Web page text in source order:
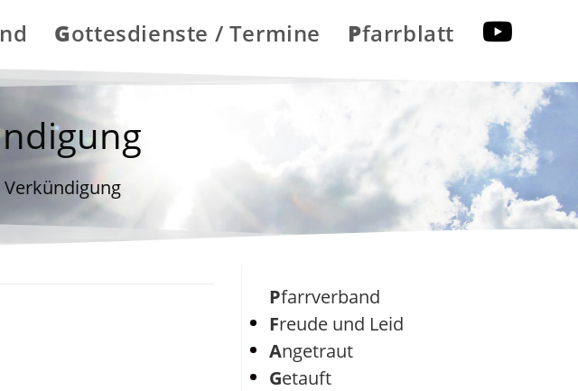
Gottesdienste / Termine Pfarrblatt
Verkündigung
Pfarrverband
Freude und Leid
Angetraut
Getauft